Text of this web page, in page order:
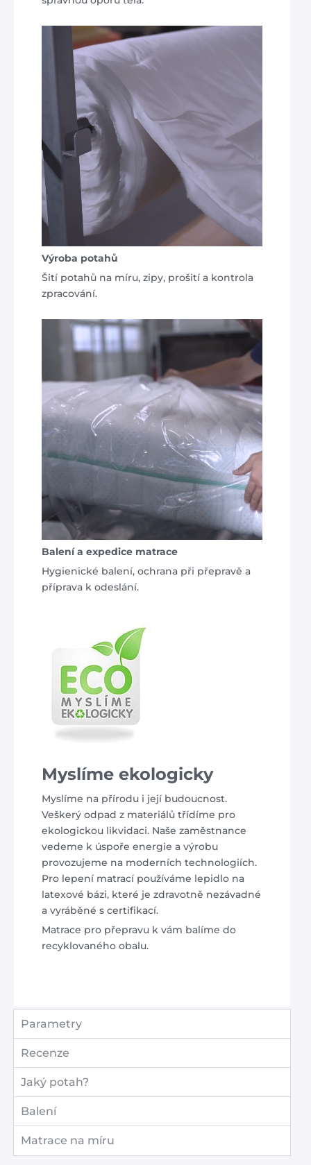
Výroba potahů
Šití potahů na míru, zipy, prošití a kontrola
zpracování.
Balení a expedice matrace
Hygienické balení, ochrana při přepravě a
příprava k odeslání.
Myslíme ekologicky
Myslíme na přírodu i její budoucnost.
Veškerý odpad z materiálů třídíme pro
ekologickou likvidaci. Naše zaměstnance
vedeme k úspoře energie a výrobu
provozujeme na moderních technologiích.
Pro lepení matrací používáme lepidlo na
latexové bázi, které je zdravotně nezávadné
a vyráběné s certifikací.
Matrace pro přepravu k vám balíme do
recyklovaného obalu.
Parametry
Recenze
Jaký potah?
Balení
Matrace na míru